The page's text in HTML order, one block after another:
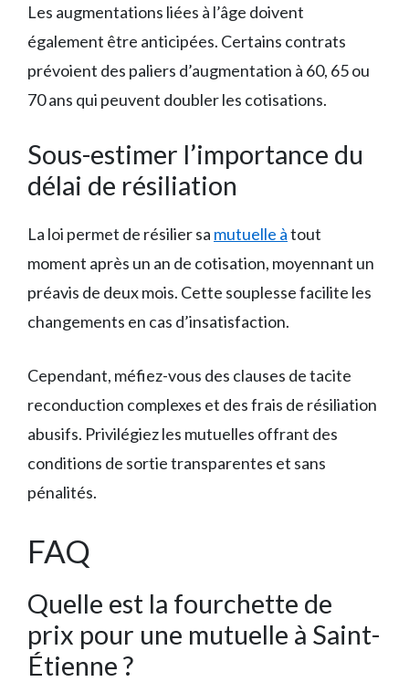
Les augmentations liées à l’âge doivent
également être anticipées. Certains contrats
prévoient des paliers d’augmentation à 60, 65 ou
70 ans qui peuvent doubler les cotisations.
Sous-estimer l’importance du
délai de résiliation
La loi permet de résilier sa mutuelle àtout
moment après un an de cotisation, moyennant un
préavis de deux mois. Cette souplesse facilite les
changements en cas d’insatisfaction.
Cependant, méfiez-vous des clauses de tacite
reconduction complexes et des frais de résiliation
abusifs. Privilégiez les mutuelles offrant des
conditions de sortie transparentes et sans
pénalités.
FAQ
Quelle est la fourchette de
prix pour une mutuelle à Saint-
Étienne ?